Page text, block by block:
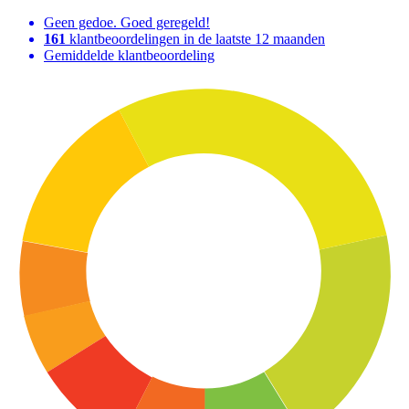
Geen gedoe. Goed geregeld!
161 klantbeoordelingen in de laatste 12 maanden
Gemiddelde klantbeoordeling